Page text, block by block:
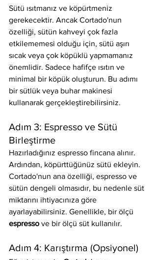
Sütü ısıtmanız ve köpürtmeniz
gerekecektir. Ancak Cortado'nun
özelliği, sütün kahveyi çok fazla
etkilememesi olduğu için, sütü aşırı
sıcak veya çok köpüklü yapmamanız
önemlidir. Sadece hafifçe ısıtın ve
minimal bir köpük oluşturun. Bu adımı
bir sütlük veya buhar makinesi
kullanarak gerçekleştirebilirsiniz.
Adım 3: Espresso ve Sütü
Birleştirme
Hazırladığınız espresso fincana alınır.
Ardından, köpürttüğünüz sütü ekleyin.
Cortado'nun ana özelliği, espresso ve
sütün dengeli olmasıdır, bu nedenle süt
miktarını ihtiyacınıza göre
ayarlayabilirsiniz. Genellikle, bir ölçü
espresso ve bir ölçü süt kullanılır.
Adım 4: Karıştırma (Opsiyonel)